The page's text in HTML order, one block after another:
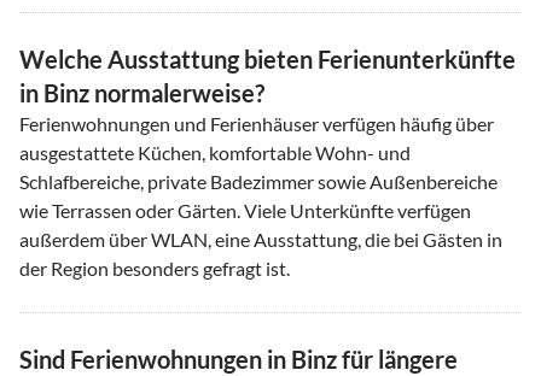
Welche Ausstattung bieten Ferienunterkünfte
in Binz normalerweise?
Ferienwohnungen und Ferienhäuser verfügen häufig über
ausgestattete Küchen, komfortable Wohn- und
Schlafbereiche, private Badezimmer sowie Außenbereiche
wie Terrassen oder Gärten. Viele Unterkünfte verfügen
außerdem über WLAN, eine Ausstattung, die bei Gästen in
der Region besonders gefragt ist.
Sind Ferienwohnungen in Binz für längere